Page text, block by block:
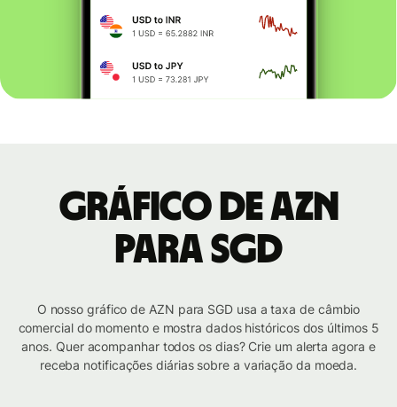
Gráfico de AZN
para SGD
O nosso gráfico de AZN para SGD usa a taxa de câmbio
comercial do momento e mostra dados históricos dos últimos 5
anos. Quer acompanhar todos os dias? Crie um alerta agora e
receba notificações diárias sobre a variação da moeda.